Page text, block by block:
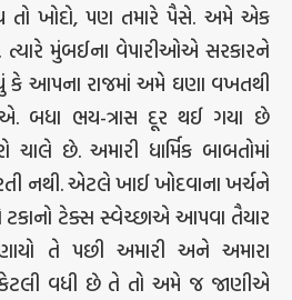
તો ખોદો, પણ તમારે પૈસે. અમે એક
મુંબઈના વેપારીઓએ સરકારને
કે આપના રાજમાં અમે ઘણા વખતથી
બધા ભય-ત્રાસ દૂર થઈ ગયા છે
છે. અમારી ધાર્મિક બાબતોમાં
નથી. એટલે ખાઈ ખોદવાના ખર્ચને
ટેક્સ સ્વેચ્છાએ આપવા તૈયાર
તે પછી અમારી અને અમારા
વધી છે તે તો અમે જ જાણીએ